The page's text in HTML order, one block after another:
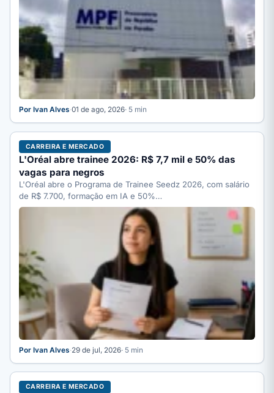
Por Ivan Alves·01 de ago, 2026· 5 min
CARREIRA E MERCADO
L'Oréal abre trainee 2026: R$ 7,7 mil e 50% das
vagas para negros
L'Oréal abre o Programa de Trainee Seedz 2026, com salário
de R$ 7.700, formação em IA e 50%…
Por Ivan Alves·29 de jul, 2026· 5 min
CARREIRA E MERCADO